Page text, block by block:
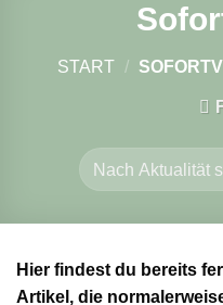
START /
Hier findest du bereits
Artikel, die